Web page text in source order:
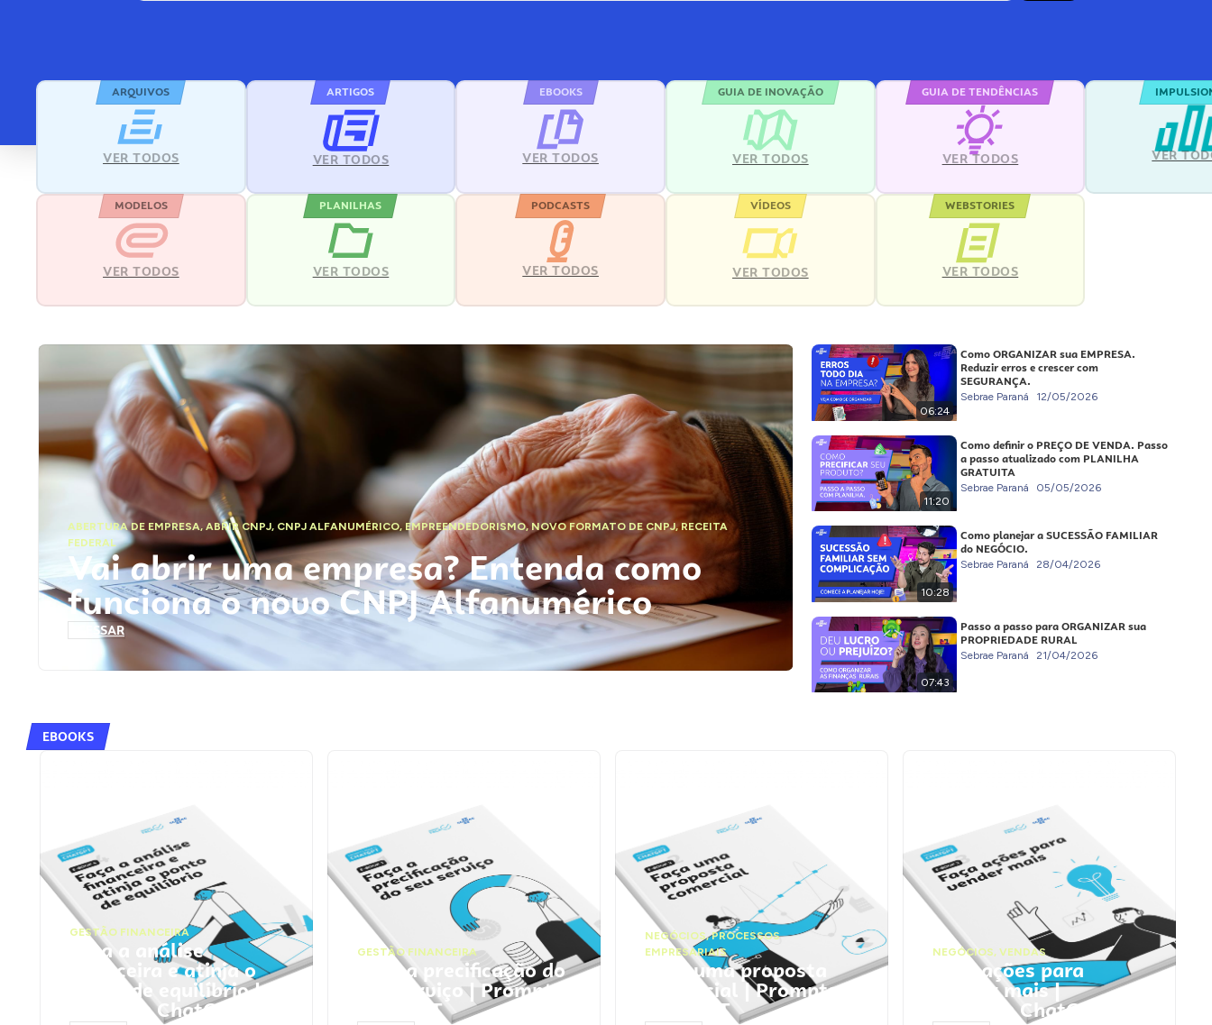
ARQUIVOS
VER TODOS
ARTIGOS
VER TODOS
EBOOKS
VER TODOS
GUIA DE INOVAÇÃO
VER TODOS
GUIA DE TENDÊNCIAS
VER TODOS VER
MODELOS
VER TODOS
PLANILHAS
VER TODOS
PODCASTS
VER TODOS
VÍDEOS
VER TODOS
WEBSTORIES
VER TODOS
ABERTURA DE EMPRESA,ABRIR CNPJ, CNPJ ALFANUMÉRICO, EMPREENDEDORISMO,NOVO FORMATO DE CNPJ,RECEITA
FEDERAL
Vai abrir uma empresa? Entenda como
funciona o novo CNPJ Alfanumérico
ACESSAR
06:24
Como ORGANIZAR sua EMPRESA.
Reduzir erros e crescer com
SEGURANÇA.
Sebrae Paraná 12/05/2026
11:20
Como definir o PREÇO DE VENDA. Passo
a passo atualizado com PLANILHA
GRATUITA
Sebrae Paraná 05/05/2026
10:28
Como planejar a SUCESSÃO FAMILIAR
do NEGÓCIO.
Sebrae Paraná 28/04/2026
07:43
Passo a passo para ORGANIZAR sua
PROPRIEDADE RURAL
Sebrae Paraná 21/04/2026
EBOOKS
GESTÃO FINANCEIRA
Faça a análise
financeira e atinja o
ponto de equilíbrio |
Prompts ChatGPT
GESTÃO FINANCEIRA
Faça a precificação do
seu serviço | Prompts
ChatGPT
NEGÓCIOS,PROCESSOS
EMPRESARIAIS
Faça uma proposta
comercial | Prompts
ChatGPT
NEGÓCIOS, VENDAS
Faça ações para
vender mais |
Prompts ChatGPT